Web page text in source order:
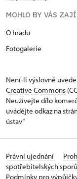
MOHLO BY VÁS
O hradu
Fotogalerie
Není-li výslovně
Creative Commons
Neužívejte dílo
uvádějte odkaz na
ústav“
Právní ujednání
spotřebitelských sporů
Podmínky pro